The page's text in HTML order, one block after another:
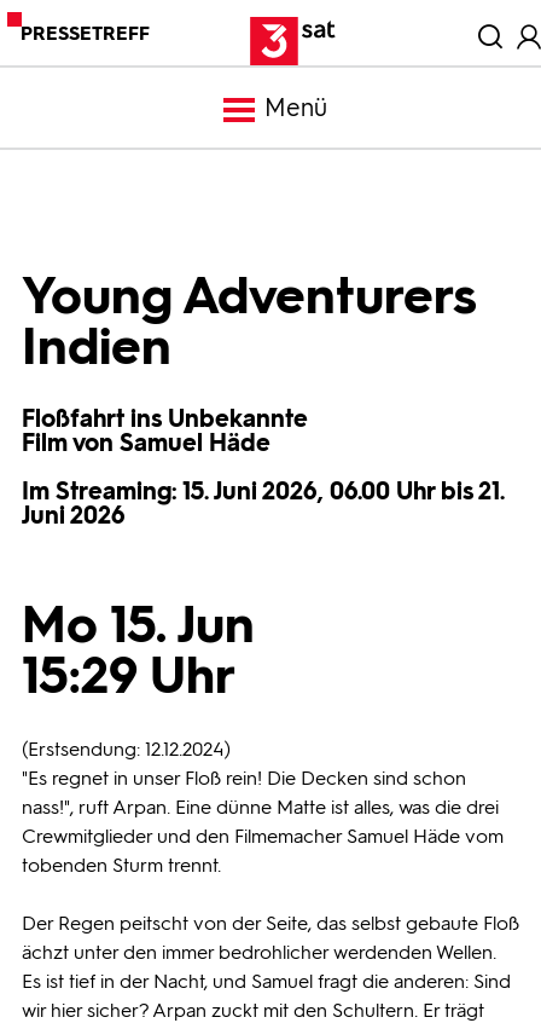
PRESSETREFF
Menü
Trailer
Bilder
Young Adventurers
Indien
Floßfahrt ins Unbekannte
Film von Samuel Häde
Im Streaming: 15. Juni 2026, 06.00 Uhr bis 21.
Juni 2026
Mo 15. Jun
15:29 Uhr
(Erstsendung: 12.12.2024)
"Es regnet in unser Floß rein! Die Decken sind schon
nass!", ruft Arpan. Eine dünne Matte ist alles, was die drei
Crewmitglieder und den Filmemacher Samuel Häde vom
tobenden Sturm trennt.
Der Regen peitscht von der Seite, das selbst gebaute Floß
ächzt unter den immer bedrohlicher werdenden Wellen.
Es ist tief in der Nacht, und Samuel fragt die anderen: Sind
wir hier sicher? Arpan zuckt mit den Schultern. Er trägt